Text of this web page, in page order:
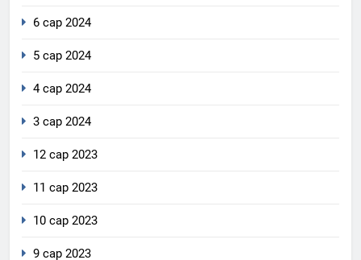
6 сар 2024
5 сар 2024
4 сар 2024
3 сар 2024
12 сар 2023
11 сар 2023
10 сар 2023
9 сар 2023